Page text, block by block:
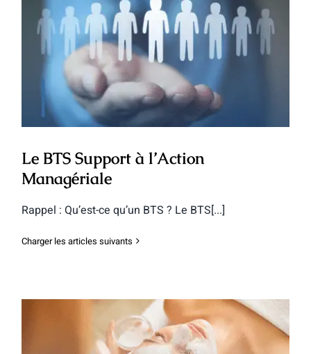
Le BTS Support à l’Action Managériale
Le BTS Support à l’Action
Managériale
Rappel : Qu’est-ce qu’un BTS ? Le BTS[...]
Charger les articles suivants